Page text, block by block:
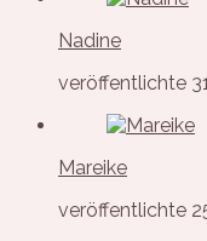
Nadine
veröffentlichte
Mareike
veröffentlichte